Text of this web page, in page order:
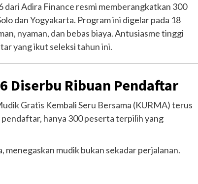
dari Adira Finance resmi memberangkatkan 300
dan Yogyakarta. Program ini digelar pada 18
nyaman, dan bebas biaya. Antusiasme tinggi
yang ikut seleksi tahun ini.
Diserbu Ribuan Pendaftar
Gratis Kembali Seru Bersama (KURMA) terus
hanya 300 peserta terpilih yang
mudik bukan sekadar perjalanan.